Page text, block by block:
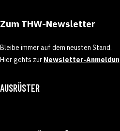
Zum THW-Newsletter
Bleibe immer auf dem neusten Stand.
Hier gehts zur Newsletter-
AUSRÜSTER